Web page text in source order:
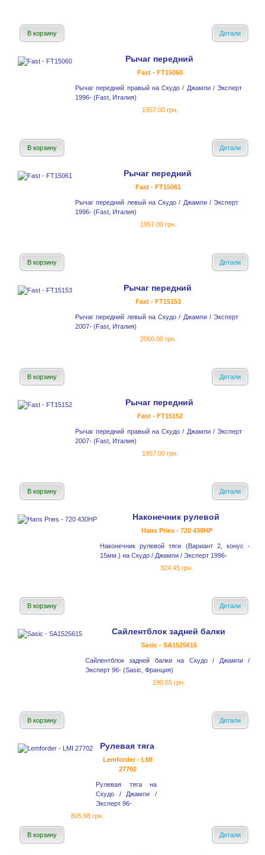
В корзину Детали
Рычаг передний
Fast - FT15060
Рычаг передний правый на Скудо / Джампи / Эксперт
1996- (Fast, Италия)
1957.00 грн.
В корзину Детали
Рычаг передний
Fast - FT15061
Рычаг передний левый на Скудо / Джампи / Эксперт
1996- (Fast, Италия)
1957.00 грн.
В корзину Детали
Рычаг передний
Fast - FT15153
Рычаг передний левый на Скудо / Джампи / Эксперт
2007- (Fast, Италия)
2060.00 грн.
В корзину Детали
Рычаг передний
Fast - FT15152
Рычаг передний правый на Скудо / Джампи / Эксперт
2007- (Fast, Италия)
1957.00 грн.
В корзину Детали
Наконечник рулевой
Hans Pries - 720 430HР
Наконечник рулевой тяги (Вариант 2, конус -
15мм.) на Скудо / Джампи / Эксперт 1996-
324.45 грн.
В корзину Детали
Сайлентблок задней балки
Sasic - SA1525615
Сайлентблок задней балки на Скудо / Джампи /
Эксперт 96- (Sasic, Франция)
190.55 грн.
В корзину Детали
Рулевая тяга
Lemforder - LMI
27702
Рулевая тяга на
Скудо / Джампи /
Эксперт 96-
805.98 грн.
В корзину Детали